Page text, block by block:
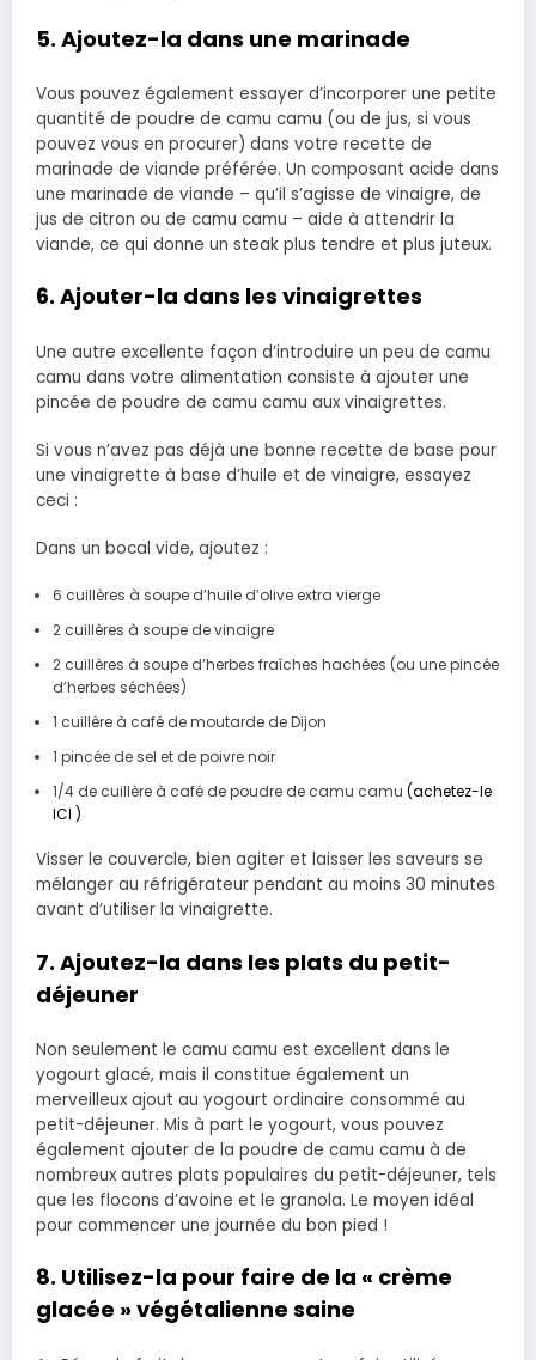
5. Ajoutez-la dans une marinade
Vous pouvez également essayer d’incorporer une petite
quantité de poudre de camu camu (ou de jus, si vous
pouvez vous en procurer) dans votre recette de
marinade de viande préférée. Un composant acide dans
une marinade de viande – qu’il s’agisse de vinaigre, de
jus de citron ou de camu camu – aide à attendrir la
viande, ce qui donne un steak plus tendre et plus juteux.
6. Ajouter-la dans les vinaigrettes
Une autre excellente façon d’introduire un peu de camu
camu dans votre alimentation consiste à ajouter une
pincée de poudre de camu camu aux vinaigrettes.
Si vous n’avez pas déjà une bonne recette de base pour
une vinaigrette à base d’huile et de vinaigre, essayez
ceci :
Dans un bocal vide, ajoutez :
6 cuillères à soupe d’huile d’olive extra vierge
2 cuillères à soupe de vinaigre
2 cuillères à soupe d’herbes fraîches hachées (ou une pincée
d’herbes séchées)
1 cuillère à café de moutarde de Dijon
1 pincée de sel et de poivre noir
1/4 de cuillère à café de poudre de camu camu (achetez-le
ICI )
Visser le couvercle, bien agiter et laisser les saveurs se
mélanger au réfrigérateur pendant au moins 30 minutes
avant d’utiliser la vinaigrette.
7. Ajoutez-la dans les plats du petit-
déjeuner
Non seulement le camu camu est excellent dans le
yogourt glacé, mais il constitue également un
merveilleux ajout au yogourt ordinaire consommé au
petit-déjeuner. Mis à part le yogourt, vous pouvez
également ajouter de la poudre de camu camu à de
nombreux autres plats populaires du petit-déjeuner, tels
que les flocons d’avoine et le granola. Le moyen idéal
pour commencer une journée du bon pied !
8. Utilisez-la pour faire de la « crème
glacée » végétalienne saine